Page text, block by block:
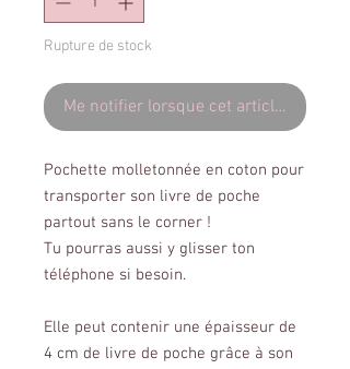
Rupture de stock
Me notifier lorsque cet article est
Pochette molletonnée en coton pour
transporter son livre de poche
partout sans le corner !
Tu pourras aussi y glisser ton
téléphone si besoin.
Elle peut contenir une épaisseur de
4 cm de livre de poche grâce à son